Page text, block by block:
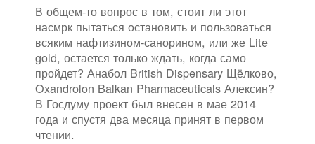
В общем-то вопрос в том, стоит ли этот
насмрк пытаться остановить и пользоваться
всяким нафтизином-санорином, или же Lite
gold, остается только ждать, когда само
пройдет? Анабол British Dispensary Щёлково,
Oxandrolon Balkan Pharmaceuticals Алексин?
В Госдуму проект был внесен в мае 2014
года и спустя два месяца принят в первом
чтении.